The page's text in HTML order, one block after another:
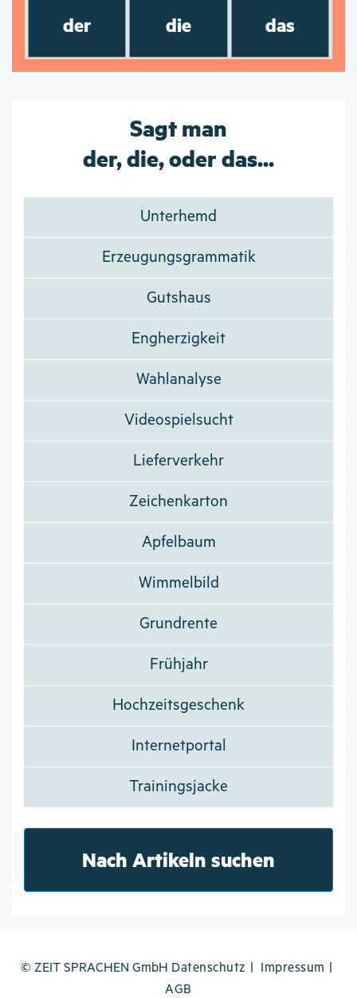
der die das
Sagt man
der, die, oder das...
Unterhemd
Erzeugungsgrammatik
Gutshaus
Engherzigkeit
Wahlanalyse
Videospielsucht
Lieferverkehr
Zeichenkarton
Apfelbaum
Wimmelbild
Grundrente
Frühjahr
Hochzeitsgeschenk
Internetportal
Trainingsjacke
Nach Artikeln suchen
© ZEIT SPRACHEN GmbH Datenschutz
Impressum
AGB